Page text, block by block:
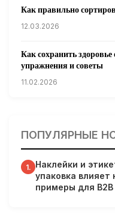
Как правильно
12.03.2026
Как сохранить
упражнения и советы
11.02.2026
31.01.2026
Гарвардские ученые
сосудов в мозге
31.01.2026
ПОПУЛЯРНЫЕ
1. Наклейки и
упаковка
примеры для B2B